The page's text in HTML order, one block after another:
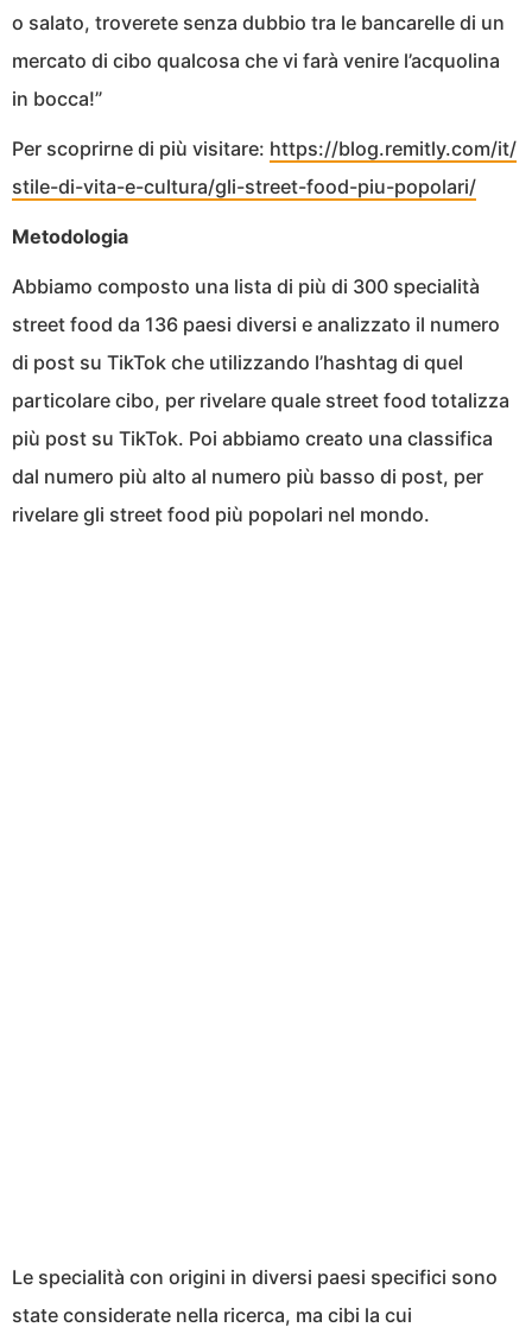
o salato, troverete senza dubbio tra le bancarelle di un
mercato di cibo qualcosa che vi farà venire l’acquolina
in bocca!”
Per scoprirne di più visitare: https://blog.remitly.com/it/
stile-di-vita-e-cultura/gli-street-food-piu-popolari/
Metodologia
Abbiamo composto una lista di più di 300 specialità
street food da 136 paesi diversi e analizzato il numero
di post su TikTok che utilizzando l’hashtag di quel
particolare cibo, per rivelare quale street food totalizza
più post su TikTok. Poi abbiamo creato una classifica
dal numero più alto al numero più basso di post, per
rivelare gli street food più popolari nel mondo.
Le specialità con origini in diversi paesi specifici sono
state considerate nella ricerca, ma cibi la cui